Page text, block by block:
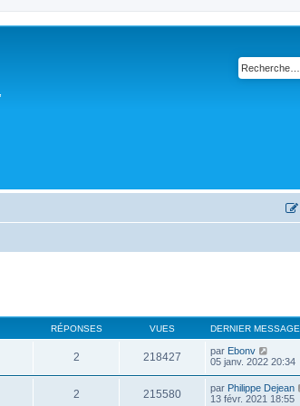
RÉPONSES VUES DERNIER MESSAGE
2 218427 par Ebonv
05 janv. 2022 20:34
2 215580 par Philippe Dejean
13 févr. 2021 18:55